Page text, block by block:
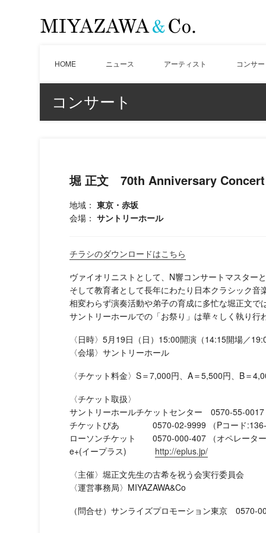
HOME ニュース アーティスト コンサ
コンサート
堀 正文 70th Anniversary Concert
地域： 東京・赤坂
会場： サントリーホール
チラシのダウンロードはこちら
ヴァイオリニストとして、N響コンサートマスター
そして教育者として長年にわたり日本クラシック
相変わらず演奏活動や弟子の育成に多忙な堀正文
サントリーホールでの「お祭り」は華々しく執り行
〈日時〉5月19日（日）15:00開演（14:15開場／
〈会場〉サントリーホール
〈チケット料金〉S＝7,000円、A＝5,500円、B＝
〈チケット取扱〉
サントリーホールチケットセンター 0570-55-
チケットぴあ 0570-02-9999 （Pコード
ローソンチケット 0570-000-407 （オペレータ
e+(イープラス) http://eplus.jp/
〈主催〉堀正文先生の古希を祝う会実行委員会
〈運営事務局〉MIYAZAWA&Co
（問合せ）サンライズプロモーション東京 0570-